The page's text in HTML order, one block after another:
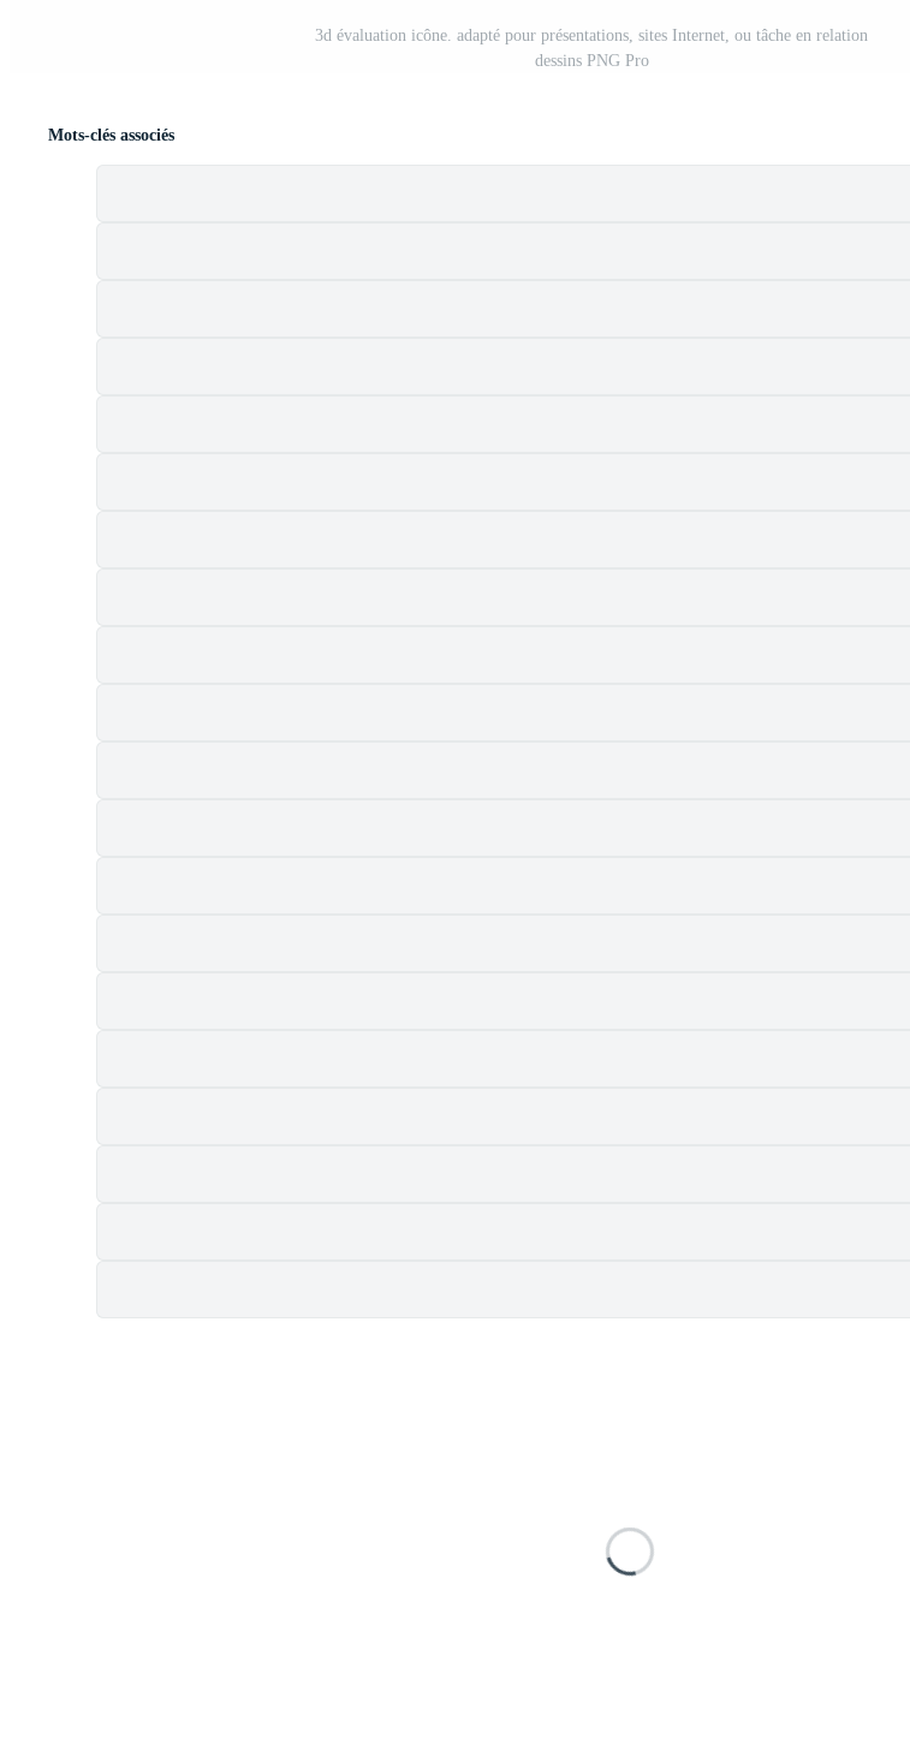
3d évaluation icône. adapté pour présentations, sites Internet, ou tâche en relation
dessins PNG Pro
Mots-clés associés